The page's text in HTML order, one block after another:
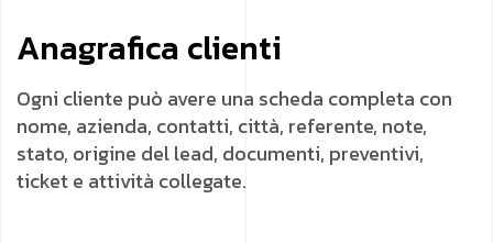
Anagrafica clienti
Ogni cliente può avere una scheda completa con
nome, azienda, contatti, città, referente, note,
stato, origine del lead, documenti, preventivi,
ticket e attività collegate.